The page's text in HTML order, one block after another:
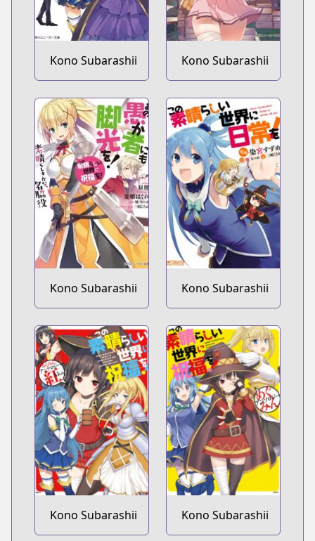
Kono Subarashii
Sekai ni
Shukufuku wo!
Spin-off: Kono
Subarashii Sekai
ni Bakuen wo!
Kono Subarashii
Sekai ni
Shukufuku wo!
Spin-off: Kono
Kamen no
Akuma ni
Soudan wo!
Kono Subarashii
Sekai ni Nichijou
wo!
Kono Subarashii
Sekai ni
Shukufuku wo!
Extra: Ano
Orokamono ni
mo Kyakkou wo!
Kono Subarashii
Sekai ni
Kono Subarashii
Sekai ni